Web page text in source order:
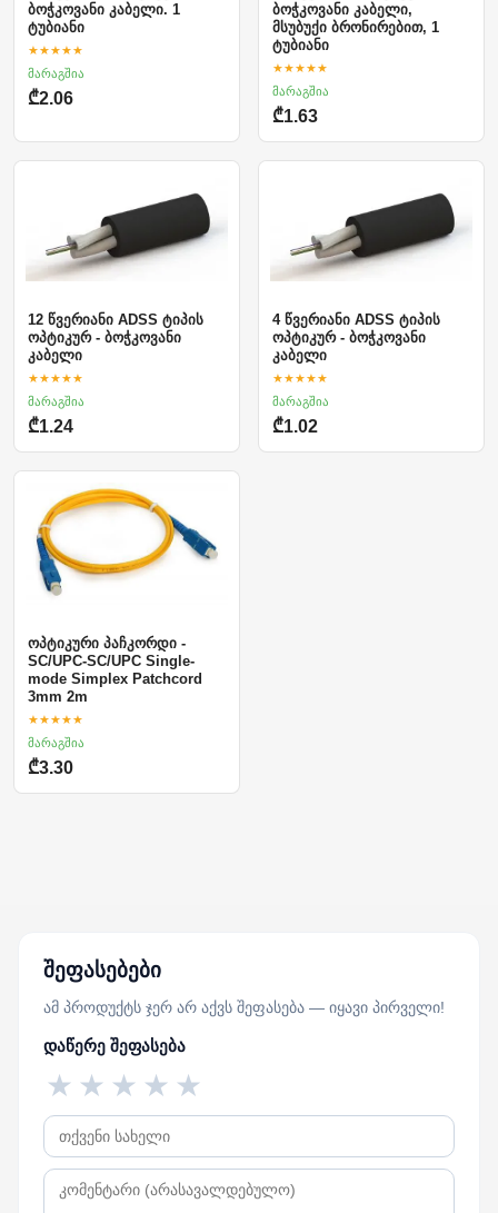
ბოჭკოვანი კაბელი. 1
ტუბიანი
★★★★★
მარაგშია
₾2.06
ბოჭკოვანი კაბელი,
მსუბუქი ბრონირებით, 1
ტუბიანი
★★★★★
მარაგშია
₾1.63
12 წვერიანი ADSS ტიპის
ოპტიკურ - ბოჭკოვანი
კაბელი
★★★★★
მარაგშია
₾1.24
4 წვერიანი ADSS ტიპის
ოპტიკურ - ბოჭკოვანი
კაბელი
★★★★★
მარაგშია
₾1.02
ოპტიკური პაჩკორდი -
SC/UPC-SC/UPC Single-
mode Simplex Patchcord
3mm 2m
★★★★★
მარაგშია
₾3.30
შეფასებები
ამ პროდუქტს ჯერ არ აქვს შეფასება — იყავი პირველი!
დაწერე შეფასება
★
★
★
★
★